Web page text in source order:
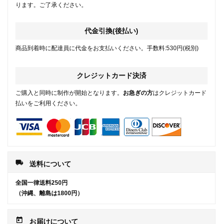
ります。ご了承ください。
代金引換(後払い)
商品到着時に配達員に代金をお支払いください。手数料:530円(税別)
クレジットカード決済
ご購入と同時に制作が開始となります。 お急ぎの方はクレジットカード
払いをご利用ください。
local_shipping 送料について
全国一律送料250円
（沖縄、離島は1800円）
today お届けについて